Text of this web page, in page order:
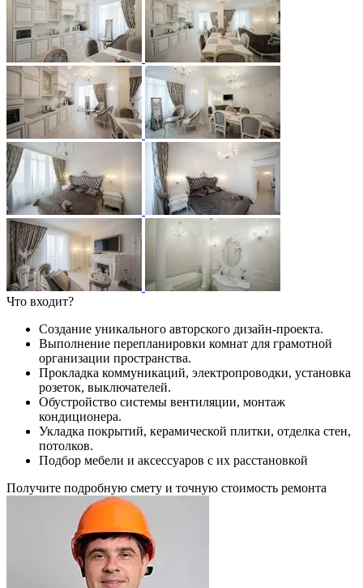
Что входит?
Создание уникального авторского дизайн-проекта.
Выполнение перепланировки комнат для грамотной
организации пространства.
Прокладка коммуникаций, электропроводки, установка
розеток, выключателей.
Обустройство системы вентиляции, монтаж
кондиционера.
Укладка покрытий, керамической плитки, отделка стен,
потолков.
Подбор мебели и аксессуаров с их расстановкой
Получите подробную смету и точную стоимость ремонта